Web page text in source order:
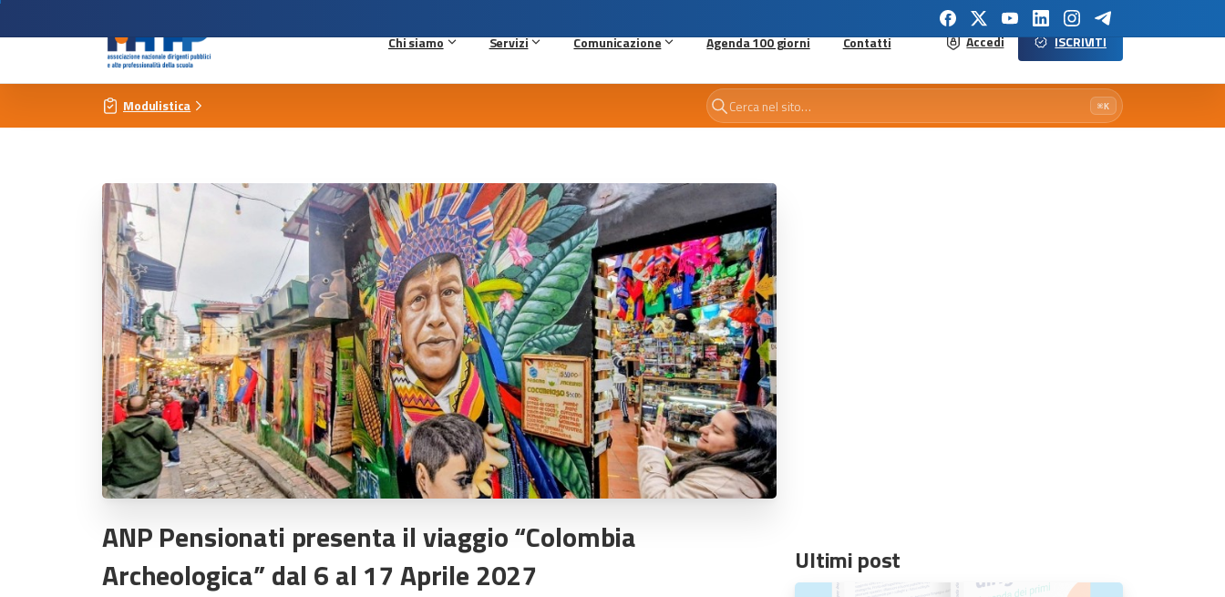
Chi siamo Servizi Comunicazione Agenda 100 giorni Contatti Accedi ISCRIVITI
ANPPensionati presentailviaggio“Colombia
Archeologica”dal 6al 17Aprile 2027 Ultimi post